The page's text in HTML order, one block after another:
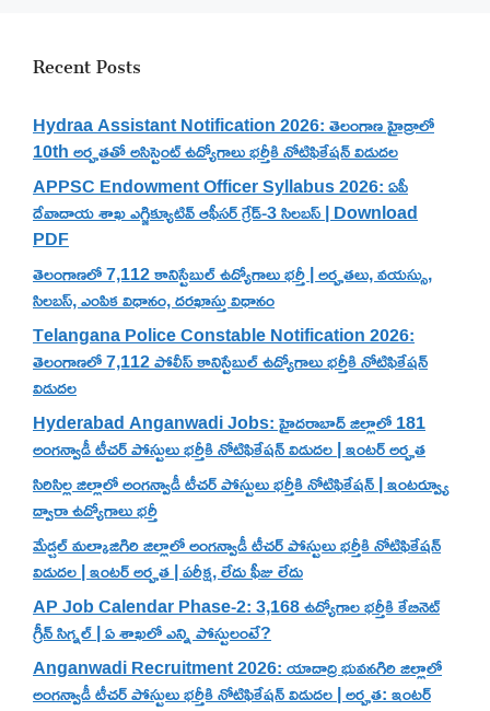
Recent Posts
Hydraa Assistant Notification 2026: తెలంగాణ హైడ్రాలో
10th అర్హతతో అసిస్టెంట్ ఉద్యోగాలు భర్తీకి నోటిఫికేషన్ విడుదల
APPSC Endowment Officer Syllabus 2026: ఏపీ
దేవాదాయ శాఖ ఎగ్జిక్యూటివ్ ఆఫీసర్ గ్రేడ్-3 సిలబస్ | Download
PDF
తెలంగాణలో 7,112 కానిస్టేబుల్ ఉద్యోగాలు భర్తీ | అర్హతలు, వయస్సు,
సిలబస్, ఎంపిక విధానం, దరఖాస్తు విధానం
Telangana Police Constable Notification 2026:
తెలంగాణలో 7,112 పోలీస్ కానిస్టేబుల్ ఉద్యోగాలు భర్తీకి నోటిఫికేషన్
విడుదల
Hyderabad Anganwadi Jobs: హైదరాబాద్ జిల్లాలో 181
అంగన్వాడీ టీచర్ పోస్టులు భర్తీకి నోటిఫికేషన్ విడుదల | ఇంటర్ అర్హత
సిరిసిల్ల జిల్లాలో అంగన్వాడీ టీచర్ పోస్టులు భర్తీకి నోటిఫికేషన్ | ఇంటర్వ్యూ
ద్వారా ఉద్యోగాలు భర్తీ
మేడ్చల్ మల్కాజిగిరి జిల్లాలో అంగన్వాడీ టీచర్ పోస్టులు భర్తీకి నోటిఫికేషన్
విడుదల | ఇంటర్ అర్హత | పరీక్ష, లేదు ఫీజు లేదు
AP Job Calendar Phase-2: 3,168 ఉద్యోగాల భర్తీకి కేబినెట్
గ్రీన్ సిగ్నల్ | ఏ శాఖలో ఎన్ని పోస్టులంటే?
Anganwadi Recruitment 2026: యాదాద్రి భువనగిరి జిల్లాలో
అంగన్వాడీ టీచర్ పోస్టులు భర్తీకి నోటిఫికేషన్ విడుదల | అర్హత: ఇంటర్